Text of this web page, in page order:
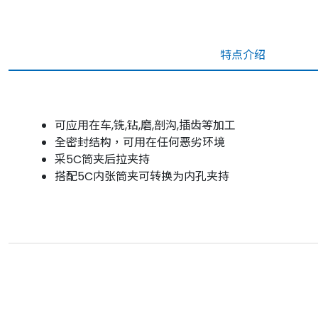
特点介绍
可应用在车,铣,钻,磨,剖沟,插齿等加工
全密封结构，可用在任何恶劣环境
采5C筒夹后拉夹持
搭配5C内张筒夹可转换为内孔夹持